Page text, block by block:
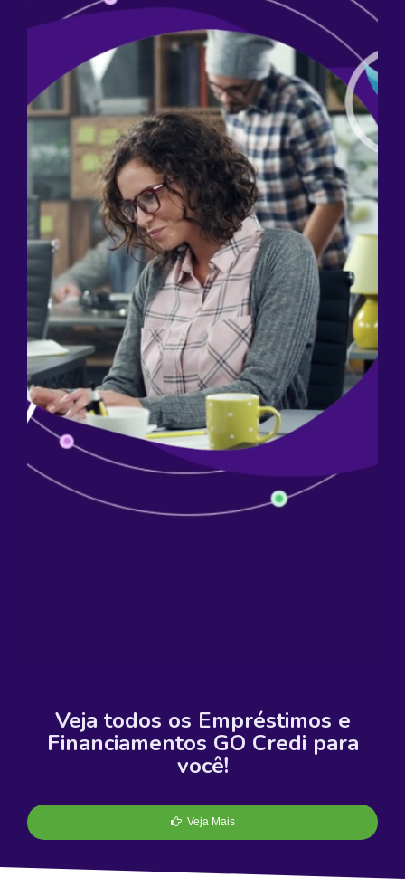
Veja todos os Empréstimos e
Financiamentos GO Credi para
você!
Veja Mais